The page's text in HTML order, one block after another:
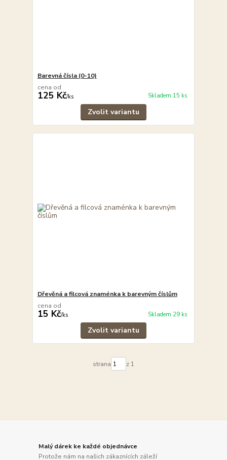
Barevná čísla (0-10)
cena od
125 Kč/ks Skladem 15 ks
Zvolit variantu
Dřevěná a filcová znaménka k barevným číslům
cena od
15 Kč/ks Skladem 29 ks
Zvolit variantu
strana z 1
Malý dárek ke každé objednávce
Protože nám na našich zákaznících záleží